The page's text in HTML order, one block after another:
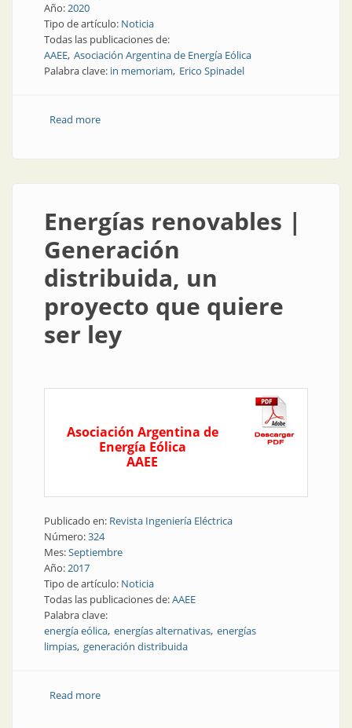
Año:2020
Tipo de artículo: Noticia
Todas las publicaciones de:
AAEE Asociación Argentina de Energía Eólica
Palabra clave: in memoriam Erico Spinadel
Read moreabout Adiós a Erico Spinadel
Energías renovables |
Generación
distribuida, un
proyecto que quiere
ser ley
Asociación Argentina de
Energía Eólica
AAEE
Publicado en: Revista Ingeniería Eléctrica
Número:324
Mes:Septiembre
Año:2017
Tipo de artículo: Noticia
Todas las publicaciones de:AAEE
Palabra clave:
energía eólica energías alternativas energías
limpias generación distribuida
Read moreabout Energías renovables | Generación distribuida,